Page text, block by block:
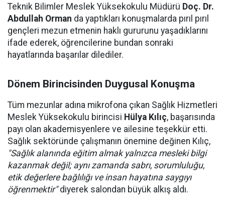
Teknik Bilimler Meslek Yüksekokulu Müdürü Doç. Dr.
Abdullah Orman da yaptıkları konuşmalarda pırıl pırıl
gençleri mezun etmenin haklı gururunu yaşadıklarını
ifade ederek, öğrencilerine bundan sonraki
hayatlarında başarılar dilediler.
Dönem Birincisinden Duygusal Konuşma
Tüm mezunlar adına mikrofona çıkan Sağlık Hizmetleri
Meslek Yüksekokulu birincisi Hülya Kılıç, başarısında
payı olan akademisyenlere ve ailesine teşekkür etti.
Sağlık sektöründe çalışmanın önemine değinen Kılıç,
"Sağlık alanında eğitim almak yalnızca mesleki bilgi
kazanmak değil; aynı zamanda sabrı, sorumluluğu,
etik değerlere bağlılığı ve insan hayatına saygıyı
öğrenmektir"diyerek salondan büyük alkış aldı.